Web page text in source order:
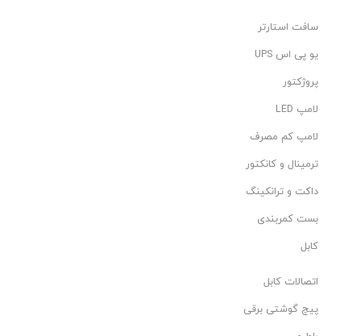
سافت استارتر
یو پی اس UPS
پروژکتور
لامپ LED
لامپ کم مصرف
ترمینال و کانکتور
داکت و ترانکینگ
بست کمربندی
کابل
اتصالات کابل
پیچ گوشتی برقی